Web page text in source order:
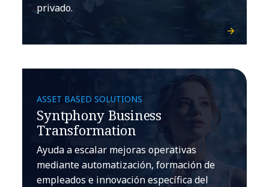
privado.
ASSET BASED SOLUTIONS
Syntphony Business
Transformation
Ayuda a escalar mejoras operativas
mediante automatización, formación de
empleados e innovación específica del